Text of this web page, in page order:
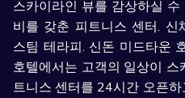
스카이라인 뷰를 감상하실
비를 갖춘 피트니스 센터.
스팀 테라피. 신돈 미드타운
호텔에서는 고객의 일상이
트니스 센터를 24시간 오픈